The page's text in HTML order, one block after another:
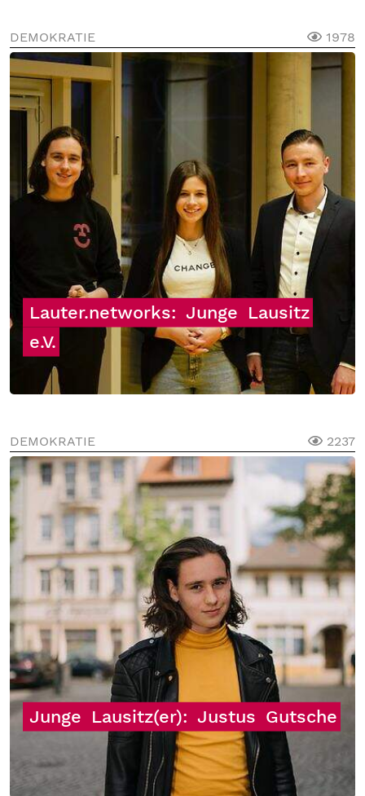
DEMOKRATIE 1978
Lauter.networks: Junge Lausitz
e.V.
DEMOKRATIE 2237
Junge Lausitz(er): Justus Gutsche